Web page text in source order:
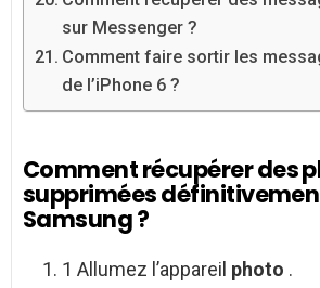
sur Messenger ?
Comment faire sortir les
de l’iPhone 6 ?
Comment récupérer des
supprimées
Samsung ?
1 Allumez l’appareil photo .